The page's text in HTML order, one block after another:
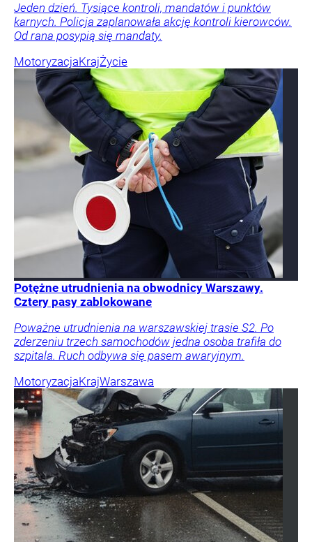
Jeden dzień. Tysiące kontroli, mandatów i punktów
karnych. Policja zaplanowała akcję kontroli kierowców.
Od rana posypią się mandaty.
MotoryzacjaKrajŻycie
Potężne utrudnienia na obwodnicy Warszawy.
Cztery pasy zablokowane
Poważne utrudnienia na warszawskiej trasie S2. Po
zderzeniu trzech samochodów jedna osoba trafiła do
szpitala. Ruch odbywa się pasem awaryjnym.
MotoryzacjaKrajWarszawa